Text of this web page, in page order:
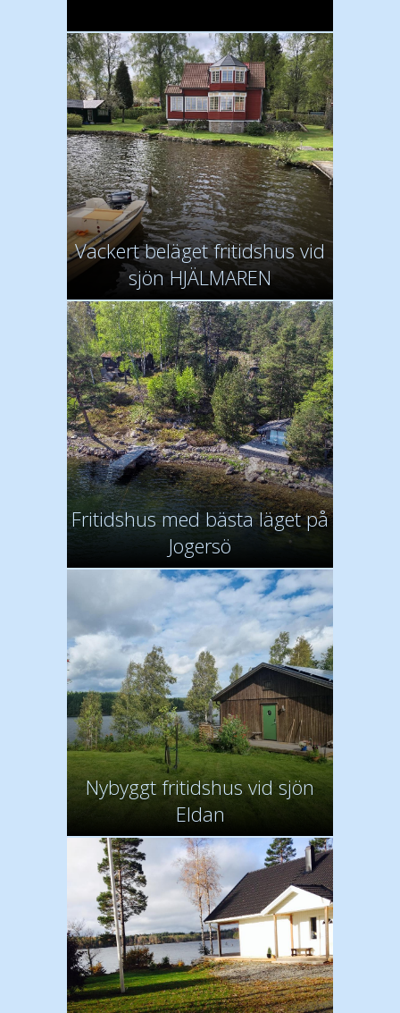
Vackert beläget fritidshus vid
sjön HJÄLMAREN
Fritidshus med bästa läget på
Jogersö
Nybyggt fritidshus vid sjön
Eldan